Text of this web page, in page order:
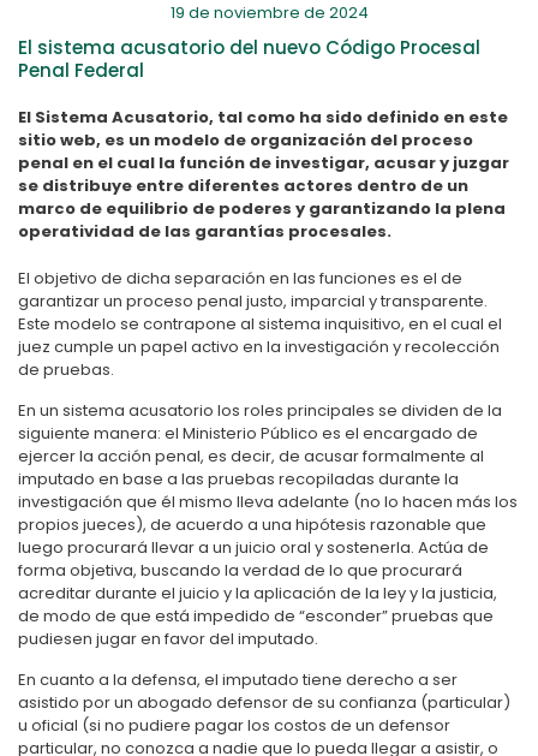
19 de noviembre de 2024
El sistema acusatorio del nuevo Código Procesal
Penal Federal
El Sistema Acusatorio, tal como ha sido definido en este
sitio web, es un modelo de organización del proceso
penal en el cual la función de investigar, acusar y juzgar
se distribuye entre diferentes actores dentro de un
marco de equilibrio de poderes y garantizando la plena
operatividad de las garantías procesales.
El objetivo de dicha separación en las funciones es el de
garantizar un proceso penal justo, imparcial y transparente.
Este modelo se contrapone al sistema inquisitivo, en el cual el
juez cumple un papel activo en la investigación y recolección
de pruebas.
En un sistema acusatorio los roles principales se dividen de la
siguiente manera: el Ministerio Público es el encargado de
ejercer la acción penal, es decir, de acusar formalmente al
imputado en base a las pruebas recopiladas durante la
investigación que él mismo lleva adelante (no lo hacen más los
propios jueces), de acuerdo a una hipótesis razonable que
luego procurará llevar a un juicio oral y sostenerla. Actúa de
forma objetiva, buscando la verdad de lo que procurará
acreditar durante el juicio y la aplicación de la ley y la justicia,
de modo de que está impedido de “esconder” pruebas que
pudiesen jugar en favor del imputado.
En cuanto a la defensa, el imputado tiene derecho a ser
asistido por un abogado defensor de su confianza (particular)
u oficial (si no pudiere pagar los costos de un defensor
particular, no conozca a nadie que lo pueda llegar a asistir, o